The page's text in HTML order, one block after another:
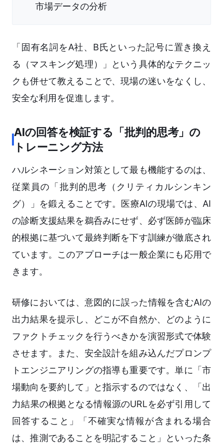
市場データの分析
「固有名詞をA社、B氏といった記号に置き換え
る（マスキング処理）」という具体的なテクニッ
クも併せて教えることで、現場の迷いをなくし、
安全な利用を促進します。
AIの回答を検証する「批判的思考」の
トレーニング方法
ハルシネーション対策として最も機能するのは、
従業員の「批判的思考（クリティカルシンキン
グ）」を鍛えることです。医療AIの現場では、AI
の診断支援結果を鵜呑みにせず、必ず医師が臨床
的根拠に基づいて最終判断を下す訓練が徹底され
ています。このアプローチは一般企業にも応用で
きます。
研修においては、意図的に誤った情報を含むAIの
出力結果を提示し、どこが不自然か、どのように
ファクトチェックを行うべきかを演習形式で体験
させます。また、安全設計を組み込んだプロンプ
トエンジニアリングの指導も重要です。単に「市
場動向を要約して」と指示するのではなく、「出
力結果の根拠となる情報源のURLを必ず引用して
回答すること」「不確実な情報が含まれる場合
は、推測であることを明記すること」といった条